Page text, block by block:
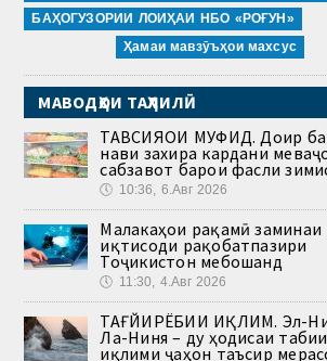
БАҲОГУЗОРИИ ЛОИҲАИ НБО «РОҒУН»
Ҳамаи мавзӯъҳои махсус
МАВОДҲОИ ТАҲЛИЛӢ
ТАВСИЯҲОИ МУФИД. Доир ба
нави захира кардани
сабзавот барои фасли
🕔 10:36, 6.Авг 2026
Малакаҳои рақамӣ
иқтисоди рақобатпазири
Тоҷикистон мебошанд
🕔 11:30, 4.Авг 2026
ТАҒЙИРЁБИИ ИҚЛИМ. Эл-
Ла-Ниня – ду ҳодисаи
иқлими ҷаҳон таъсир